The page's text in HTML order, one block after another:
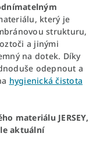
který je
strukturu,
a jinými
na dotek. Díky
odepnout a
hygienická čistota
materiálu JERSEY,
aktuální